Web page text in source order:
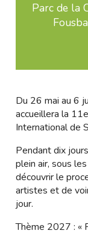
Parc de la
Du 26 mai au 6
accueillera la
International de
Pendant dix
plein air, sous
découvrir le
artistes et de
jour.
Thème 2027 : «